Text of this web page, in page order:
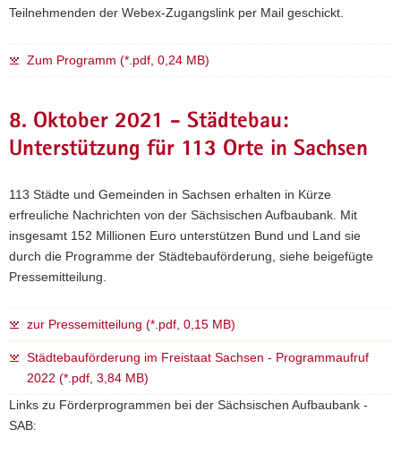
Teilnehmenden der Webex-Zugangslink per Mail geschickt.
Zum Programm (*.pdf, 0,24 MB)
8. Oktober 2021 - Städtebau:
Unterstützung für 113 Orte in Sachsen
113 Städte und Gemeinden in Sachsen erhalten in Kürze
erfreuliche Nachrichten von der Sächsischen Aufbaubank. Mit
insgesamt 152 Millionen Euro unterstützen Bund und Land sie
durch die Programme der Städtebauförderung, siehe beigefügte
Pressemitteilung.
zur Pressemitteilung (*.pdf, 0,15 MB)
Städtebauförderung im Freistaat Sachsen - Programmaufruf
2022 (*.pdf, 3,84 MB)
Links zu Förderprogrammen bei der Sächsischen Aufbaubank -
SAB: